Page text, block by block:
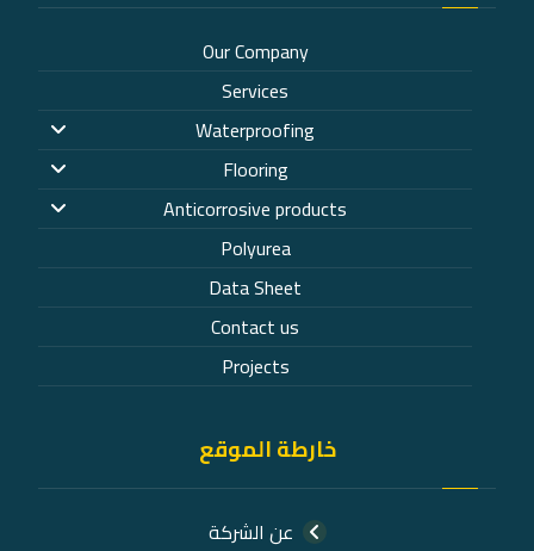
Our Company
Services
Waterproofing
Flooring
Anticorrosive products
Polyurea
Data Sheet
Contact us
Projects
خارطة الموقع
عن الشركة